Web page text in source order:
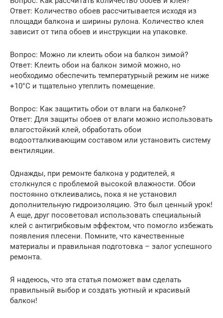
Ответ: Количество обоев рассчитывается исходя из
площади балкона и ширины рулона. Количество клея
зависит от типа обоев и инструкции на упаковке.
Вопрос: Можно ли клеить обои на балкон зимой?
Ответ: Клеить обои на балкон зимой можно, но
необходимо обеспечить температурный режим не ниже
+10°C и тщательно утеплить помещение.
Вопрос: Как защитить обои от влаги на балконе?
Ответ: Для защиты обоев от влаги можно использовать
влагостойкий клей, обработать обои
водоотталкивающим составом или установить систему
вентиляции.
Однажды, при ремонте балкона у родителей, я
столкнулся с проблемой высокой влажности. Обои
постоянно отклеивались, пока я не установил
дополнительную гидроизоляцию. Это был ценный урок!
А еще, друг посоветовал использовать специальный
клей с антигрибковым эффектом, что помогло избежать
появления плесени. Помните, что качественные
материалы и правильная подготовка – залог успешного
ремонта.
Я надеюсь, что эта статья поможет вам сделать
правильный выбор и создать уютный и красивый
балкон!